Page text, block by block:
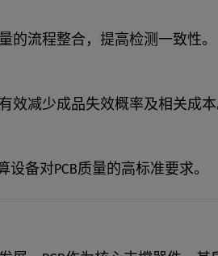
的流程整合，提高检测一致性。
效减少成品失效概率及相关成本
备对PCB质量的高标准要求。